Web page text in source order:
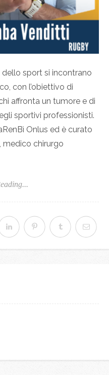
sport si incontrano
con l’obiettivo di
affronta un tumore e di
sportivi professionisti.
Onlus ed è curato
medico chirurgo